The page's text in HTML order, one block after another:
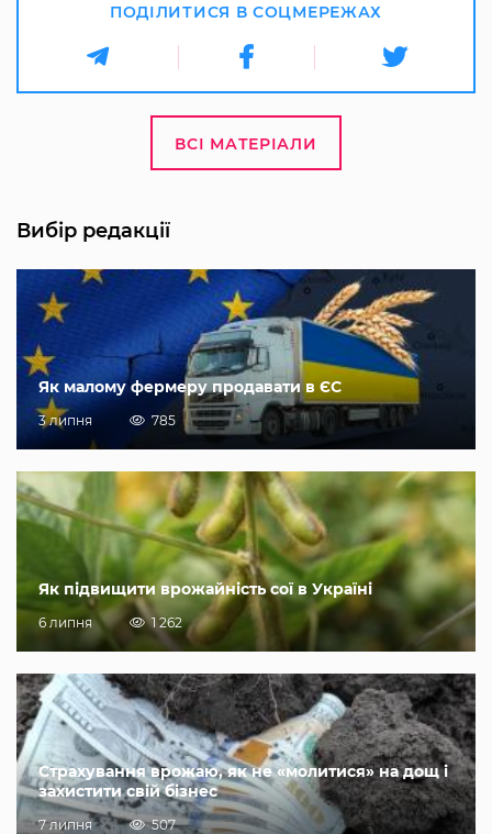
ПОДІЛИТИСЯ В СОЦМЕРЕЖАХ
ВСІ МАТЕРІАЛИ
Вибір редакції
Як малому фермеру продавати в ЄС
3 липня 785
Як підвищити врожайність сої в Україні
6 липня 1 262
Страхування врожаю, як не «молитися» на дощ і
захистити свій бізнес
7 липня 507